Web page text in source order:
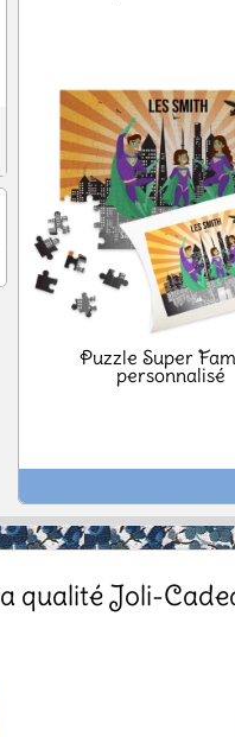
Puzzle Super
personnalisé
qualité Joli-